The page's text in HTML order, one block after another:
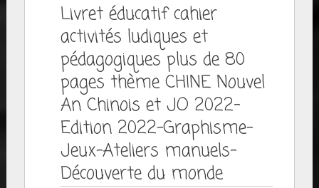
Livret éducatif cahier
activités ludiques et
pédagogiques plus de 80
pages thème CHINE Nouvel
An Chinois et JO 2022-
Edition 2022-Graphisme-
Jeux-Ateliers manuels-
Découverte du monde